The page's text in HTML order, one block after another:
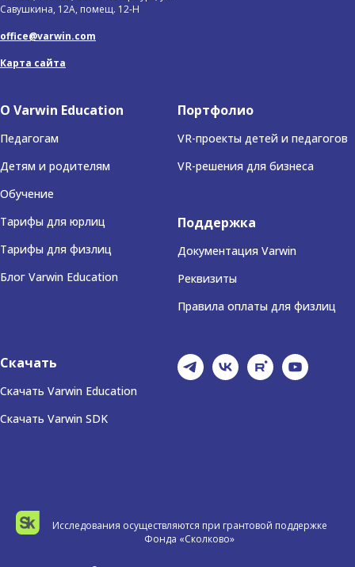
Савушкина, 12А, помещ. 12-Н
office@varwin.com
Карта сайта
О Varwin Education
Педагогам
Детям и родителям
Обучение
Тарифы для юрлиц
Тарифы для физлиц
Блог Varwin Education
Портфолио
VR-проекты детей и педагогов
VR-решения для бизнеса
Поддержка
Документация Varwin
Реквизиты
Правила оплаты для физлиц
Скачать
Скачать Varwin Education
Скачать Varwin SDK
Исследования осуществляются при грантовой поддержке
Фонда «Сколково»